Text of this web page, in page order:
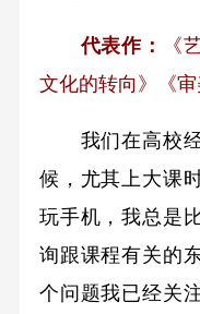
代表作：
《
文化的转向》《
我们在高校经
候，尤其上大课
玩手机，我总是
询跟课程有关的
个问题我已经关